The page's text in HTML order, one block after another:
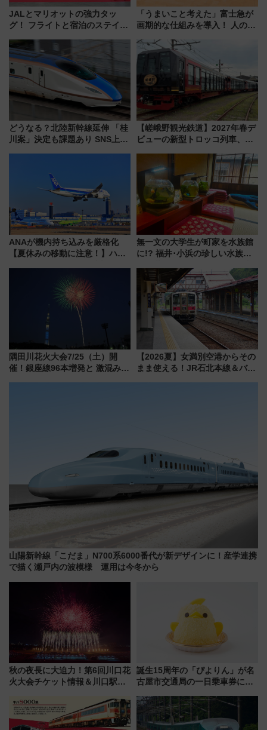
JALとマリオットの強力タッ
グ！ フライトと宿泊のステイタ
上級会員資格を効率よく獲得す
る方法を解説
「うまいこと考えた」富士急が
画期的な仕組みを導入！ 人のか
ん」始動
どうなる？北陸新幹線延伸 「桂
川案」決定も課題あり SNS上の
【嵯峨野観光鉄道】2027年春デ
ビューの新型トロッコ列車、い
は2026年で引退
ANAが機内持ち込みを厳格化
【夏休みの移動に注意！】ハン
「身の回り品」新サイズ制限
(40×30×20cm)おさらい
無一文の大学生が町家を水族館
に!? 福井･小浜の珍しい水族
作体験、鯖街道の御食国など 小
浜観光レポ 第2弾
隅田川花火大会7/25（土）開
催！銀座線96本増発と 激混みの
【2026夏】女満別空港からその
まま使える！JR石北本線＆バス
山陽新幹線「こだま」N700系6000番代が新デザインに！産学連携
で描く瀬戸内の波模様 運用は今冬から
秋の夜長に大迫力！第6回川口花
火大会チケット情報＆川口駅か
誕生15周年の「ぴよりん」が名
古屋市交通局の一日乗車券に！
定1万5000枚】